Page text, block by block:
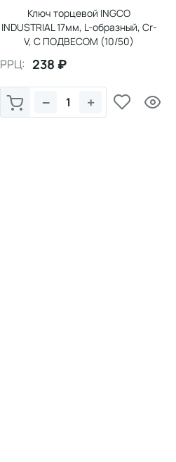
Ключ торцевой INGCO
INDUSTRIAL 17мм, L-образный, Cr-
V, С ПОДВЕСОМ (10/50)
РРЦ: 238 ₽
+
−